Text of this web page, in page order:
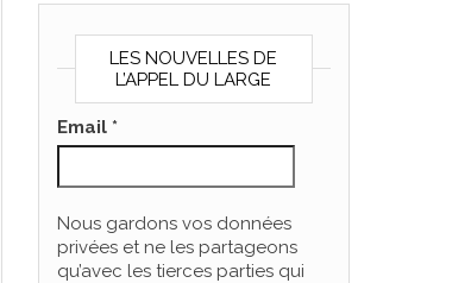
LES NOUVELLES DE
L’APPEL DU LARGE
Email *
Nous gardons vos données
privées et ne les partageons
qu’avec les tierces parties qui